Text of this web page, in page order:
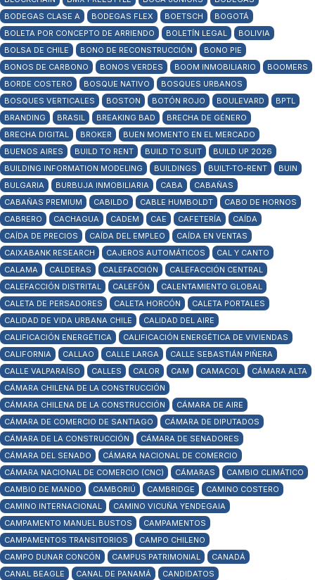
BODEGAS CLASE A
BODEGAS FLEX BOETSCH
BOGOTÁ
BOLETA POR CONCEPTO DE ARRIENDO
BOLETÍN LEGAL
BOLIVIA
BOLSA DE CHILE
BONO DE RECONSTRUCCIÓN
BONO PIE
BONOS DE CARBONO
BONOS VERDES BOOM INMOBILIARIO
BOOMERS
BORDE COSTERO
BOSQUE NATIVO
BOSQUES URBANOS
BOSQUES VERTICALES
BOSTON BOTÓN ROJO BOULEVARD
BPTL
BRANDING
BRASIL BREAKING BAD
BRECHA DE GÉNERO
BRECHA DIGITAL
BROKER
BUEN MOMENTO EN EL MERCADO
BUENOS AIRES
BUILD TO RENT BUILD TO SUIT
BUILD UP 2026
BUILDING INFORMATION MODELING
BUILDINGS BUILT-TO-RENT
BUIN
BULGARIA
BURBUJA INMOBILIARIA CABA
CABAÑAS
CABAÑAS PREMIUM
CABILDO CABLE HUMBOLDT
CABO DE HORNOS
CABRERO
CACHAGUA CADEM CAE CAFETERÍA
CAÍDA
CAÍDA DE PRECIOS
CAÍDA DEL EMPLEO
CAÍDA EN VENTAS
CAIXABANK RESEARCH
CAJEROS AUTOMÁTICOS
CAL Y CANTO
CALAMA
CALDERAS CALEFACCIÓN
CALEFACCIÓN CENTRAL
CALEFACCIÓN DISTRITAL
CALEFÓN
CALENTAMIENTO GLOBAL
CALETA DE PERSADORES
CALETA HORCÓN
CALETA PORTALES
CALIDAD DE VIDA URBANA CHILE
CALIDAD DEL AIRE
CALIFICACIÓN ENERGÉTICA
CALIFICACIÓN ENERGÉTICA DE VIVIENDAS
CALIFORNIA
CALLAO CALLE LARGA
CALLE SEBASTIÁN PIÑERA
CALLE VALPARAÍSO
CALLES CALOR CAM CAMACOL
CÁMARA ALTA
CÁMARA CHILENA DE LA CONSTRUCCIÓN
CÁMARA CHILENA DE LA CONSTRUCCIÓN
CÁMARA DE AIRE
CÁMARA DE COMERCIO DE SANTIAGO
CÁMARA DE DIPUTADOS
CÁMARA DE LA CONSTRUCCIÓN
CÁMARA DE SENADORES
CÁMARA DEL SENADO
CÁMARA NACIONAL DE COMERCIO
CÁMARA NACIONAL DE COMERCIO (CNC)
CÁMARAS
CAMBIO CLIMÁTICO
CAMBIO DE MANDO
CAMBORIÚ CAMBRIDGE
CAMINO COSTERO
CAMINO INTERNACIONAL
CAMINO VICUÑA YENDEGAIA
CAMPAMENTO MANUEL BUSTOS
CAMPAMENTOS
CAMPAMENTOS TRANSITORIOS
CAMPO CHILENO
CAMPO DUNAR CONCÓN
CAMPUS PATRIMONIAL
CANADÁ
CANAL BEAGLE
CANAL DE PANAMÁ
CANDIDATOS